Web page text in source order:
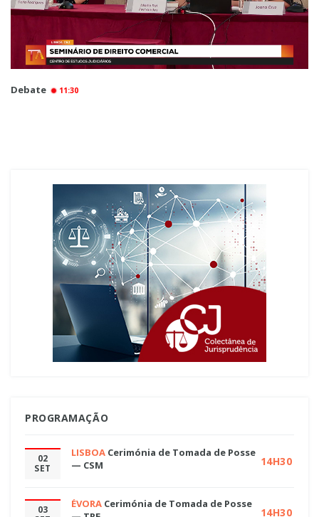
Debate 11:30
PROGRAMAÇÃO
02
SET
LISBOA Cerimónia de Tomada de Posse
— CSM
14H30
03
ÉVORA Cerimónia de Tomada de Posse
14H30